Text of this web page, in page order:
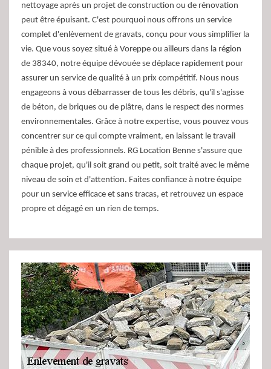
nettoyage après un projet de construction ou de rénovation
peut être épuisant. C'est pourquoi nous offrons un service
complet d'enlèvement de gravats, conçu pour vous simplifier la
vie. Que vous soyez situé à Voreppe ou ailleurs dans la région
de 38340, notre équipe dévouée se déplace rapidement pour
assurer un service de qualité à un prix compétitif. Nous nous
engageons à vous débarrasser de tous les débris, qu'il s'agisse
de béton, de briques ou de plâtre, dans le respect des normes
environnementales. Grâce à notre expertise, vous pouvez vous
concentrer sur ce qui compte vraiment, en laissant le travail
pénible à des professionnels. RG Location Benne s'assure que
chaque projet, qu'il soit grand ou petit, soit traité avec le même
niveau de soin et d'attention. Faites confiance à notre équipe
pour un service efficace et sans tracas, et retrouvez un espace
propre et dégagé en un rien de temps.